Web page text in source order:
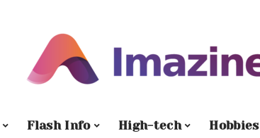
Flash Info High-tech Hobbies